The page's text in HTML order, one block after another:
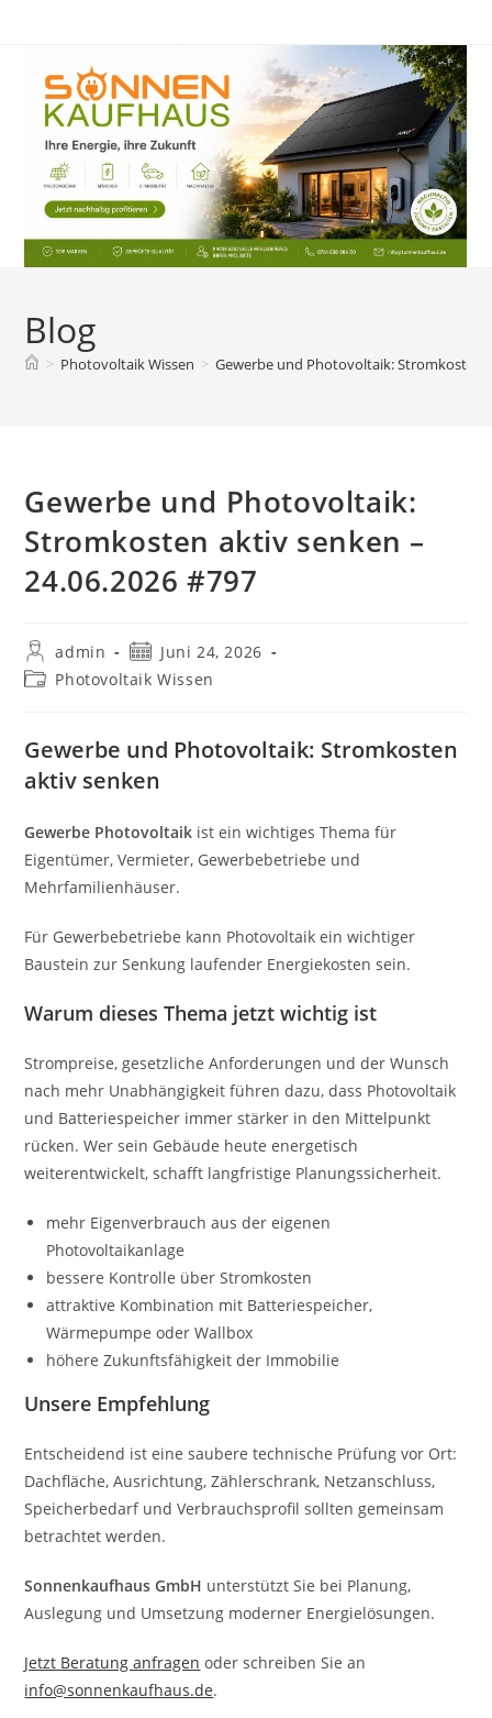
Blog
> Photovoltaik Wissen > Gewerbe und Photovoltaik: Stromkosten
Gewerbe und Photovoltaik:
Stromkosten aktiv senken –
24.06.2026 #797
Beitrags-
Autor:
admin
Beitrag
veröffentlicht:
Juni 24, 2026
Beitrags-
Photovoltaik Wissen
Gewerbe und Photovoltaik: Stromkosten
aktiv senken
Gewerbe Photovoltaik ist ein wichtiges Thema für
Eigentümer, Vermieter, Gewerbebetriebe und
Mehrfamilienhäuser.
Für Gewerbebetriebe kann Photovoltaik ein wichtiger
Baustein zur Senkung laufender Energiekosten sein.
Warum dieses Thema jetzt wichtig ist
Strompreise, gesetzliche Anforderungen und der Wunsch
nach mehr Unabhängigkeit führen dazu, dass Photovoltaik
und Batteriespeicher immer stärker in den Mittelpunkt
rücken. Wer sein Gebäude heute energetisch
weiterentwickelt, schafft langfristige Planungssicherheit.
mehr Eigenverbrauch aus der eigenen
Photovoltaikanlage
bessere Kontrolle über Stromkosten
attraktive Kombination mit Batteriespeicher,
Wärmepumpe oder Wallbox
höhere Zukunftsfähigkeit der Immobilie
Unsere Empfehlung
Entscheidend ist eine saubere technische Prüfung vor Ort:
Dachfläche, Ausrichtung, Zählerschrank, Netzanschluss,
Speicherbedarf und Verbrauchsprofil sollten gemeinsam
betrachtet werden.
Sonnenkaufhaus GmbH unterstützt Sie bei Planung,
Auslegung und Umsetzung moderner Energielösungen.
Jetzt Beratung anfragen oder schreiben Sie an
info@sonnenkaufhaus.de.